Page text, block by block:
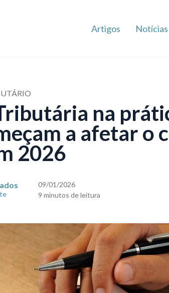
Artigos Notícias
na
a afetar o
2026
09/01/2026
9 minutos de leitura